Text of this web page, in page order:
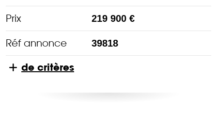
Prix 219 900 €
Réf annonce 39818
de critères